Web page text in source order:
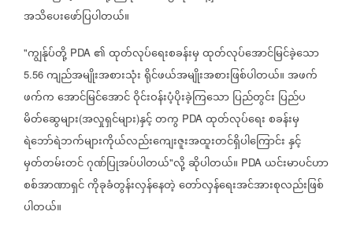
အသိပေးဖော်ပြပါတယ်။
"ကျွန်ုပ်တို့ PDA ၏ထုတ်လုပ်ရေးစခန်းမှထုတ်လုပ်အောင်မြင်ခဲ့သော
5.56 ကျည်အမျိုးအစားသုံးရိုင်ဖယ်အမျိုးအစားဖြစ်ပါတယ်။အဖက်
ဖက်ကအောင်မြင်အောင်ဝိုင်းဝန်းပံ့ပိုးခဲ့ကြသောပြည်တွင်း ပြည်ပ
မိတ်ဆွေများ(အလှုရှင်များ)နှင့်တကွ PDA ထုတ်လုပ်ရေးစခန်းမှ
ရဲဘော်ရဲဘက်များကိုယ်လည်းကျေးဇူးအထူးတင်ရှိပါကြောင်းနှင့်
မှတ်တမ်းတင်ဂုဏ်ပြုအပ်ပါတယ်"လို့ဆိုပါတယ်။ PDA ယင်းမာပင်ဟာ
စစ်အာဏာရှင်ကိုခုခံတွန်းလှန်နေတဲ့တော်လှန်ရေးအင်အားစုလည်းဖြစ်
ပါတယ်။